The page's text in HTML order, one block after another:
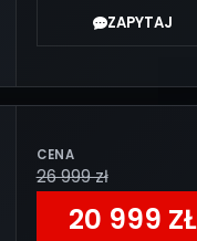
ZAPYTAJ
CENA
26 999 zł
20 999 ZŁ